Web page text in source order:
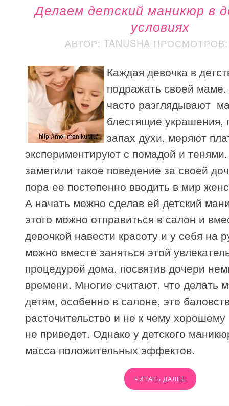
Делаем детский маникюр в
условиях
АВТОР: TANUSHA ПРОСМОТРОВ:
Каждая девочка в
подражать своей
часто разглядывают
блестящие украшения,
запах духи, меряют
экспериментируют с помадой и
заметили такое поведение за своей
пора ее постепенно вводить в мир
А начать можно сделав ей детский
этого можно отправиться в салон и
девочкой навести красоту и у себя на
можно вместе заняться этой
процедурой дома, посвятив дочери
времени. Многие считают, что делать
детям, особенно в салоне, это
расточительство и не к чему
не приведет. Однако у детского
масса положительных эффектов.
ЧИТАТЬ ДАЛЕЕ